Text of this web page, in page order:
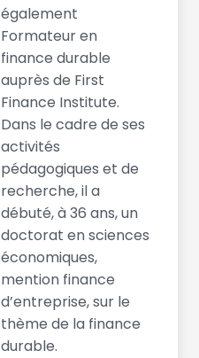
également
Formateur en
finance durable
auprès de First
Finance Institute.
Dans le cadre de ses
activités
pédagogiques et de
recherche, il a
débuté, à 36 ans, un
doctorat en sciences
économiques,
mention finance
d’entreprise, sur le
thème de la finance
durable.